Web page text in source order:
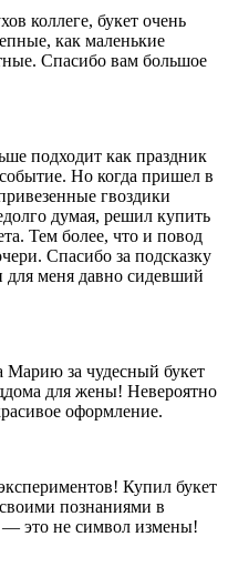
коллеге, букет очень
как маленькие
Спасибо вам большое
подходит как праздник
Но когда пришел в
гвоздики
думая, решил купить
Тем более, что и повод
Спасибо за подсказку
меня давно сидевший
Марию за чудесный букет
для жены! Невероятно
оформление.
Купил букет
познаниями в
это не символ измены!
и
и хрупкостью.
в монобукетах, но и
помыслов и невинность
поднимают настроение
видом, но и способны
души человека.
мудрости и высокой
выражает
Синие ирисы считаются
чертой ирисов
красивыми
флористики. Так, лилия
Букет лилий расскажет о
получателя. Каждый